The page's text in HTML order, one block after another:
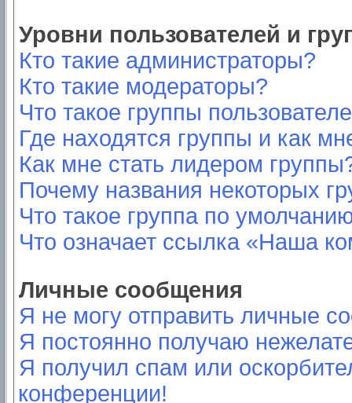
Уровни пользователей и
Кто такие администраторы?
Кто такие модераторы?
Что такое группы
Где находятся группы и как
Как мне стать лидером
Почему названия некоторых
Что такое группа по
Что означает ссылка «Наша
Личные сообщения
Я не могу отправить личные
Я постоянно получаю
Я получил спам или
конференции!